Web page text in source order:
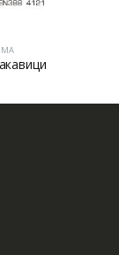
ЗАШТИТНА ОПРЕМА
Наоцари